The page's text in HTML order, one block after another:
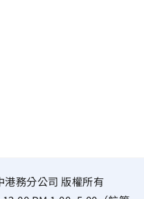
港務分公司 版權所有